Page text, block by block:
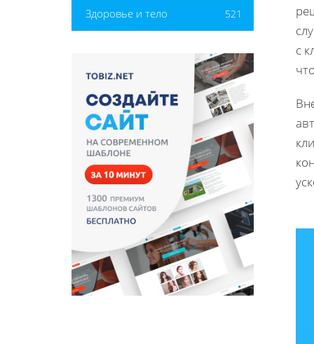
Здоровье и тело 521
с